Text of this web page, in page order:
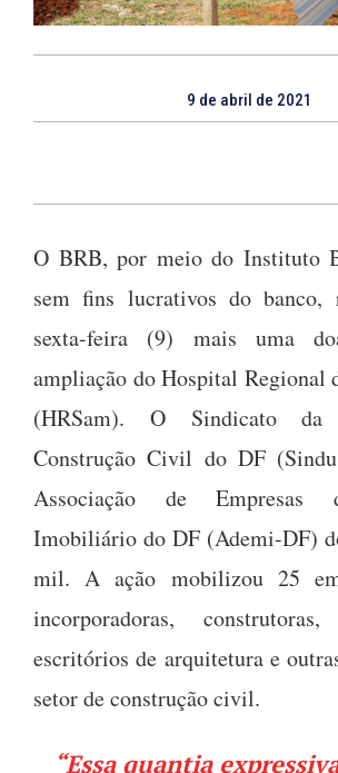
9 de abril de 2021
O BRB, por meio do Instituto
sem fins lucrativos do banco,
sexta-feira (9) mais uma
ampliação do Hospital Regional
(HRSam). O Sindicato
Construção Civil do DF
Associação de Empresas
Imobiliário do DF (Ademi-DF)
mil. A ação mobilizou 25
incorporadoras,
escritórios de arquitetura e
setor de construção civil.
“Essa quantia